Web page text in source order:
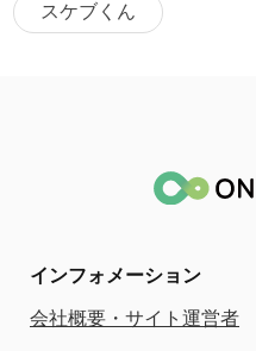
スケブくん
インフォメーション
会社概要・サイト運営者